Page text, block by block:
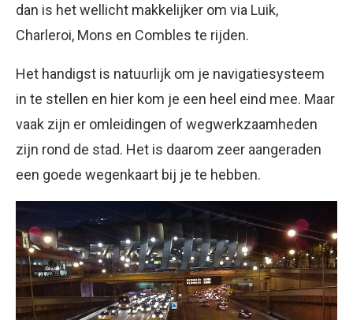
dan is het wellicht makkelijker om via Luik,
Charleroi, Mons en Combles te rijden.
Het handigst is natuurlijk om je navigatiesysteem
in te stellen en hier kom je een heel eind mee. Maar
vaak zijn er omleidingen of wegwerkzaamheden
zijn rond de stad. Het is daarom zeer aangeraden
een goede wegenkaart bij je te hebben.